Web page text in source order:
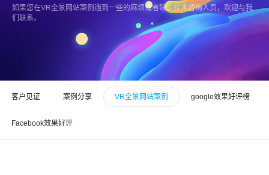
如果您在VR全景网站案例遇到一些的麻烦或者缺少技术咨询人员，欢迎与我
们联系。
客户见证 案例分享 VR全景网站案例 google效果好评榜
Facebook效果好评